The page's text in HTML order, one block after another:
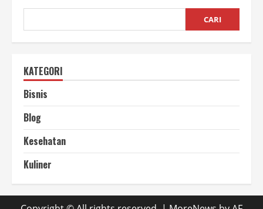
Bisnis
CARI
KATEGORI
Bisnis
Blog
Kesehatan
Kuliner